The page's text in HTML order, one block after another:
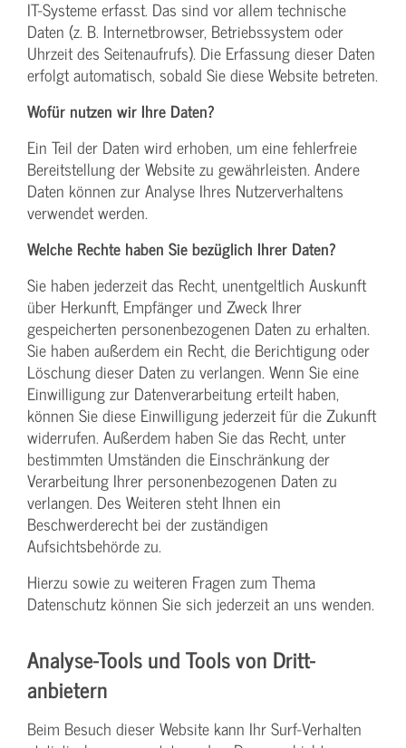
IT-Systeme erfasst. Das sind vor allem technische
Daten (z. B. Internetbrowser, Betriebssystem oder
Uhrzeit des Seitenaufrufs). Die Erfassung dieser Daten
erfolgt automatisch, sobald Sie diese Website betreten.
Wofür nutzen wir Ihre Daten?
Ein Teil der Daten wird erhoben, um eine fehlerfreie
Bereitstellung der Website zu gewährleisten. Andere
Daten können zur Analyse Ihres Nutzerverhaltens
verwendet werden.
Welche Rechte haben Sie bezüglich Ihrer Daten?
Sie haben jederzeit das Recht, unentgeltlich Auskunft
über Herkunft, Empfänger und Zweck Ihrer
gespeicherten personenbezogenen Daten zu erhalten.
Sie haben außerdem ein Recht, die Berichtigung oder
Löschung dieser Daten zu verlangen. Wenn Sie eine
Einwilligung zur Datenverarbeitung erteilt haben,
können Sie diese Einwilligung jederzeit für die Zukunft
widerrufen. Außerdem haben Sie das Recht, unter
bestimmten Umständen die Einschränkung der
Verarbeitung Ihrer personenbezogenen Daten zu
verlangen. Des Weiteren steht Ihnen ein
Beschwerderecht bei der zuständigen
Aufsichtsbehörde zu.
Hierzu sowie zu weiteren Fragen zum Thema
Datenschutz können Sie sich jederzeit an uns wenden.
Analyse-Tools und Tools von Dritt­
anbietern
Beim Besuch dieser Website kann Ihr Surf-Verhalten